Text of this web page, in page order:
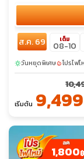
ส.ค. 69 เต็ม
08-10
sunnyวันหยุดพิเศษlocal_fire_departmentโปรไฟไ
เริ่มต้น
1,800